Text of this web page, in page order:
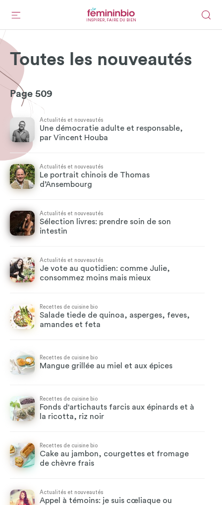
INSPIRER, FAIRE DU BIEN
Toutes les nouveautés
Page 509
Actualités et nouveautés
Une démocratie adulte et responsable,
par Vincent Houba
Actualités et nouveautés
Le portrait chinois de Thomas
d’Ansembourg
Actualités et nouveautés
Sélection livres: prendre soin de son
intestin
Actualités et nouveautés
Je vote au quotidien: comme Julie,
consommez moins mais mieux
Recettes de cuisine bio
Salade tiede de quinoa, asperges, feves,
amandes et feta
Recettes de cuisine bio
Mangue grillée au miel et aux épices
Recettes de cuisine bio
Fonds d'artichauts farcis aux épinards et à
la ricotta, riz noir
Recettes de cuisine bio
Cake au jambon, courgettes et fromage
de chèvre frais
Actualités et nouveautés
Appel à témoins: je suis cœliaque ou